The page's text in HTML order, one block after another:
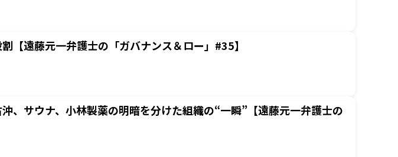
【遠藤元一弁護士の「ガバナンス＆ロー」#35】
、サウナ、小林製薬の明暗を分けた組織の“一瞬”【遠藤元一弁護士の